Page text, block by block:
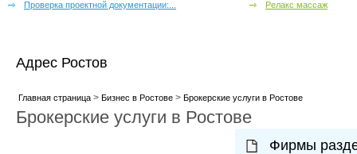
Проверка проектной документации:...
Релакс массаж
Адрес Ростов
Главная страница> Бизнес в Ростове> Брокерские услуги в Ростове
Брокерские услуги в Ростове
Фирмы